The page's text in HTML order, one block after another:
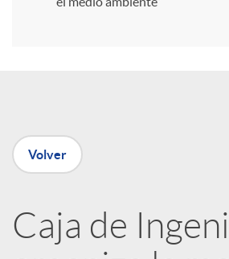
n
R
e
Volver
Caja de